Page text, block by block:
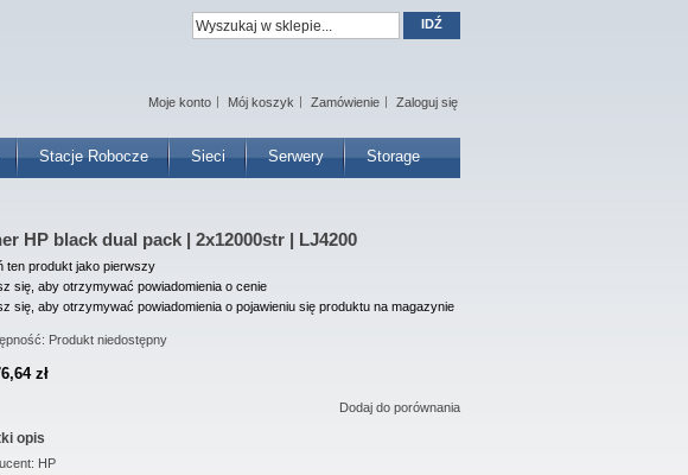
Stacje Robocze Sieci Serwery Storage
Moje konto Mój koszyk Zamówienie Zaloguj się
IDŹ
HP black dual pack | 2x12000str | LJ4200
ten produkt jako pierwszy
się, aby otrzymywać powiadomienia o cenie
się, aby otrzymywać powiadomienia o pojawieniu się produktu na magazynie
Produkt niedostępny
zł
Dodaj do porównania
opis
HP